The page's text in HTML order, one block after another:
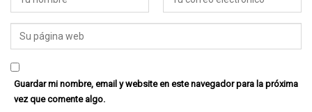
Guardar mi nombre, email y website en este navegador para la próxima
vez que comente algo.